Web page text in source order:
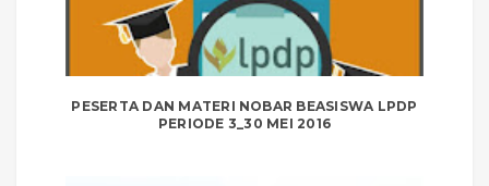
PESERTA DAN MATERI NOBAR BEASISWA LPDP
PERIODE 3_30 MEI 2016